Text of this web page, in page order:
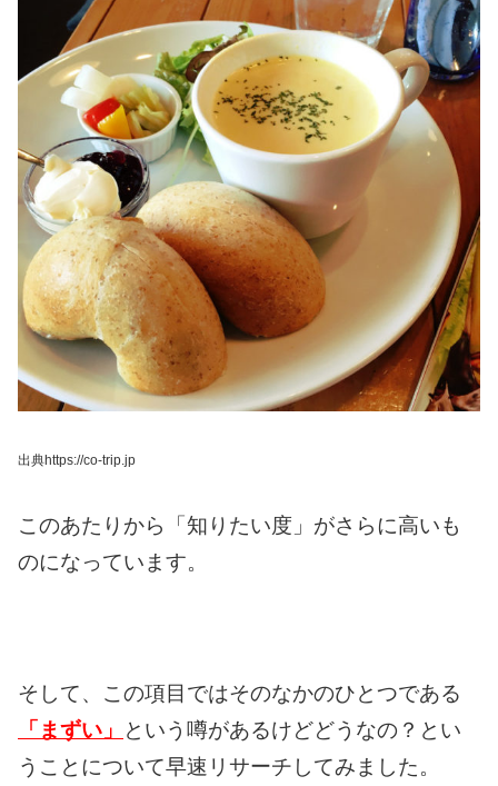
出典https://co-trip.jp
このあたりから「知りたい度」がさらに高いも
のになっています。
そして、この項目ではそのなかのひとつである
「まずい」
という噂があるけどどうなの？ とい
うことについて早速リサーチしてみました。